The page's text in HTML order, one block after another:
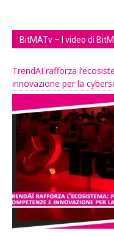
BitMATv – I video di
TrendAI rafforza
innovazione per la